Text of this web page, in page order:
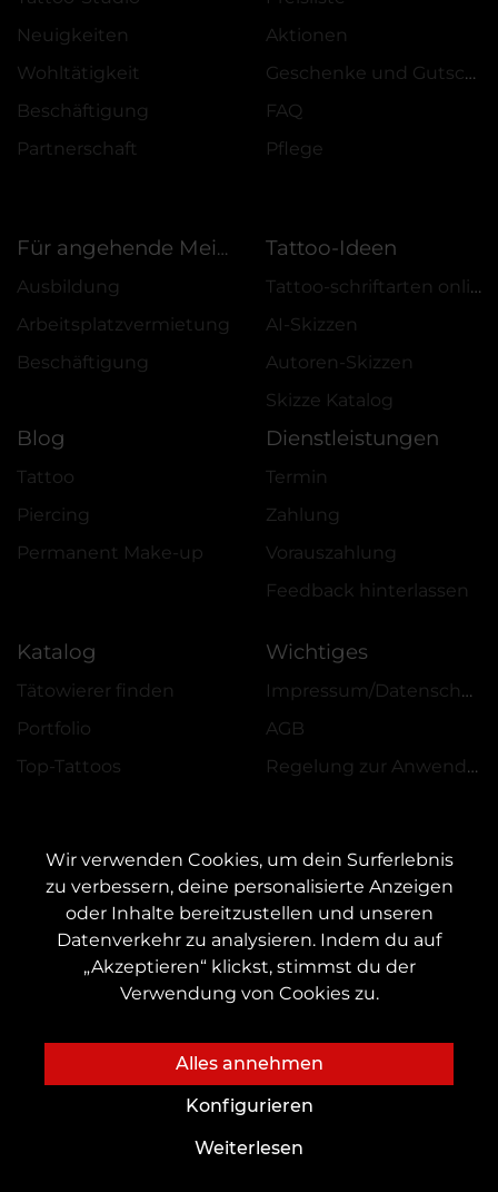
Neuigkeiten
Wohltätigkeit
Beschäftigung
Partnerschaft
Aktionen
Geschenke und Gutscheine
FAQ
Pflege
Für angehende Meister
Ausbildung
Arbeitsplatzvermietung
Beschäftigung
Tattoo-Ideen
Tattoo-schriftarten online
AI-Skizzen
Autoren-Skizzen
Skizze Katalog
Blog
Tattoo
Piercing
Permanent Make-up
Dienstleistungen
Termin
Zahlung
Vorauszahlung
Feedback hinterlassen
Katalog
Tätowierer finden
Portfolio
Top-Tattoos
Wichtiges
Impressum/Datenschutz
AGB
Regelung zur Anwendung von Aktionen, Rabatten und VEAN COINS
KONTAKT
Kontaktieren Sie uns: customers@vean-tattoo.de
Zusammenarbeit: marketing.veantattoo@gmail.com
Rufen Sie uns an oder mailen Sie uns für eine kostenlose Beratung::
Wir verwenden Cookies, um dein Surferlebnis
zu verbessern, deine personalisierte Anzeigen
oder Inhalte bereitzustellen und unseren
Datenverkehr zu analysieren. Indem du auf
„Akzeptieren“ klickst, stimmst du der
Verwendung von Cookies zu.
Alles annehmen
Konfigurieren
Weiterlesen